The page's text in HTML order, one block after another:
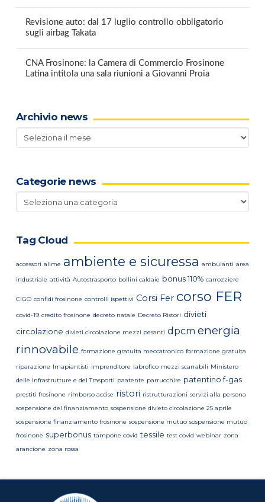
Revisione auto: dal 17 luglio controllo obbligatorio
sugli airbag Takata
CNA Frosinone: la Camera di Commercio Frosinone
Latina intitola una sala riunioni a Giovanni Proia
Archivio news
Archivio
news
Categorie news
Categorie
news
Tag Cloud
accessori alime ambiente e sicuressa ambulanti area
industriale attività Autostrasporto bollini caldaie bonus 110% carrozziere
CIGO confidi frosinone controlli ispettivi Corsi Fer corso FER
covid-19 credito frosinone decreto natale Decreto Ristori divieti
circolazione divieti circolazione mezzi pesanti dpcm energia
rinnovabile formazione gratuita meccatronico formazione gratuita
riparazione Imapiantisti imprenditore labrofico mezzi scarrabili Ministero
delle Infrastrutture e dei Trasporti paatente parrucchire patentino f-gas
prestiti frosinone rimborso accise ristori ristrutturazioni servizi alla persona
sospensione del finanziamento sospensione divieto circolazione 25 aprile
sospensione finanziamento frosinone sospensione mutuo sospensione mutuo
frosinone superbonus tampone covid tessile test covid webinar zona
arancione zona rossa